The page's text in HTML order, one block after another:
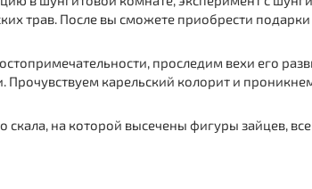
трав. После вы сможете приобрести
проследим вехи его
карельский колорит и
скала, на которой высечены фигуры зайцев,